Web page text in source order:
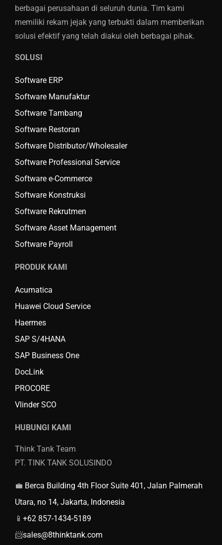
berbagai perusahaan di seluruh dunia. Tim kami
memiliki rekam jejak yang terbukti dalam memberikan
solusi efektif yang telah diakui oleh berbagai pihak.
SOLUSI
Software ERP
Software Manufaktur
Software Tambang
Software Restoran
Software Distributor/Wholesaler
Software Professional Service
Software e-Commerce
Software Konstruksi
Software Rekrutmen
Software Asset Management
Software Payroll
PRODUK KAMI
Acumatica
Huawei Cloud Service
Haermes
SAP S/4HANA
SAP Business One
DocLink
PROCORE
Vlinder SCO
HUBUNGI KAMI
Think Tank Team
PT. TINK TANK SOLUSINDO
💼 Berca Building 4th Floor Suite 401, Jalan Palmerah
Utara, no 14, Jakarta, Indonesia
📱 +62 857-1434-5189
📨sales@8thinktank.com